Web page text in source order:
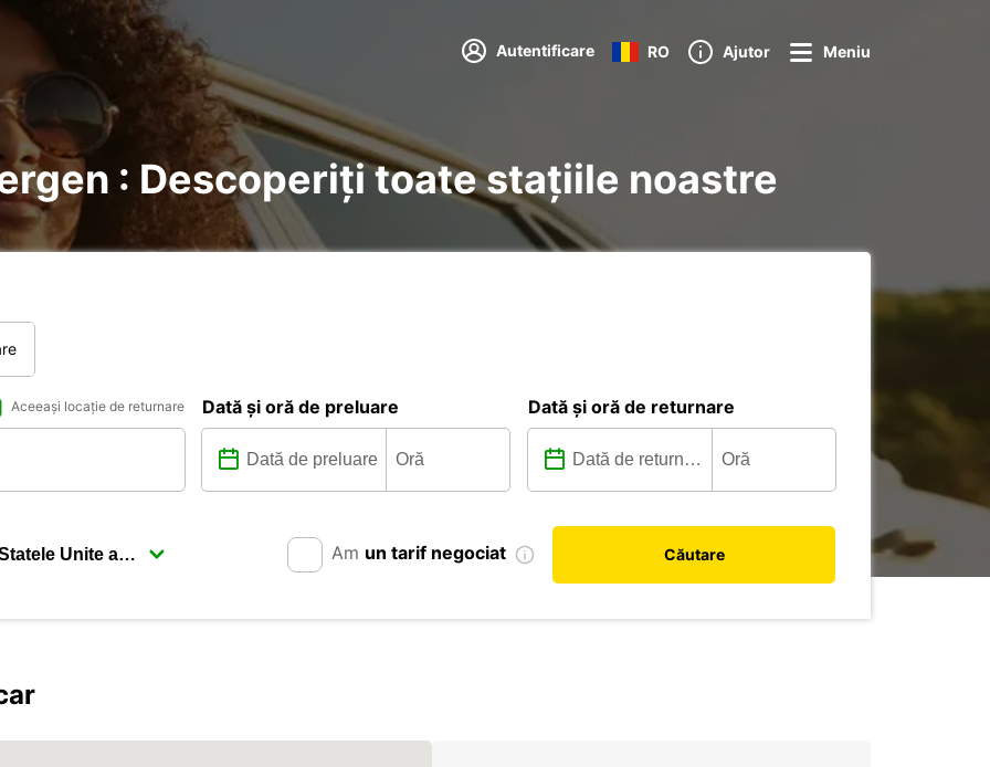
Autentificare RO Ajutor Meniu
: Descoperiți toate stațiile noastre
Aceeași locație de returnare Dată și oră de preluare Dată și oră de returnare
Am un tarif negociat Căutare